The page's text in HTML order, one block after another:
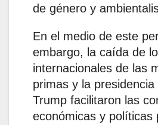
de género y
En el medio de este
embargo, la caída de
internacionales de las
primas y la presidencia
Trump facilitaron las
económicas y políticas